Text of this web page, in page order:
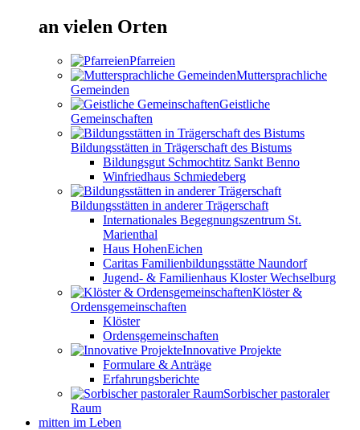
an vielen Orten
Pfarreien
Muttersprachliche
Gemeinden
Geistliche
Gemeinschaften
Bildungsstätten in Trägerschaft des Bistums
Bildungsgut Schmochtitz Sankt Benno
Winfriedhaus Schmiedeberg
Bildungsstätten in anderer Trägerschaft
Internationales Begegnungszentrum St.
Marienthal
Haus HohenEichen
Caritas Familienbildungsstätte Naundorf
Jugend- & Familienhaus Kloster Wechselburg
Klöster &
Ordensgemeinschaften
Klöster
Ordensgemeinschaften
Innovative Projekte
Formulare & Anträge
Erfahrungsberichte
Sorbischer pastoraler
Raum
mitten im Leben